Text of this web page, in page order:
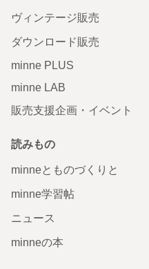
ヴィンテージ販売
ダウンロード販売
minne PLUS
minne LAB
販売支援企画・イベント
読みもの
minneとものづくりと
minne学習帖
ニュース
minneの本